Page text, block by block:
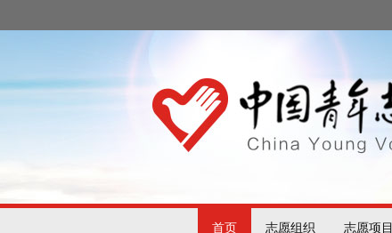
首页 志愿组织 志愿项目